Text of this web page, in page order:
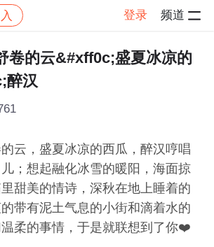
登录 频道
感慨 帖子详情
卷的云&#xff0c;盛夏冰凉的
醉汉
云，盛夏冰凉的西瓜，醉汉哼唱
；想起融化冰雪的暖阳，海面掠
甜美的情诗，深秋在地上睡着的
带有泥土气息的小街和滴着水的
柔的事情，于是就联想到了你❤️